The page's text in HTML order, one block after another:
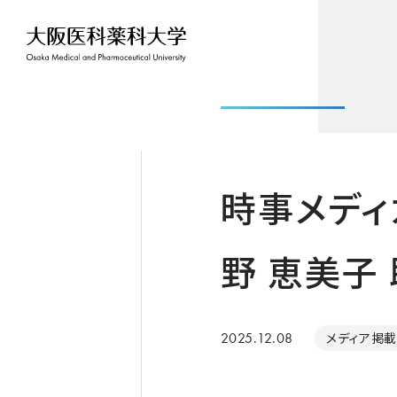
時事メデ
野 恵美子
2025.12.08 メディア掲載